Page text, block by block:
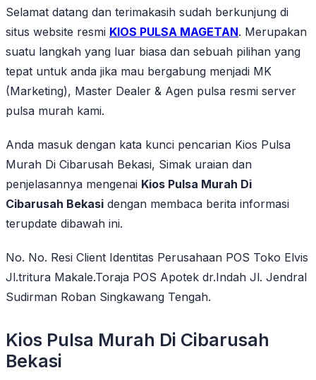
Selamat datang dan terimakasih sudah berkunjung di
situs website resmi KIOS PULSA MAGETAN. Merupakan
suatu langkah yang luar biasa dan sebuah pilihan yang
tepat untuk anda jika mau bergabung menjadi MK
(Marketing), Master Dealer & Agen pulsa resmi server
pulsa murah kami.
Anda masuk dengan kata kunci pencarian Kios Pulsa
Murah Di Cibarusah Bekasi, Simak uraian dan
penjelasannya mengenai Kios Pulsa Murah Di
Cibarusah Bekasi dengan membaca berita informasi
terupdate dibawah ini.
No. No. Resi Client Identitas Perusahaan POS Toko Elvis
Jl.tritura Makale.Toraja POS Apotek dr.Indah Jl. Jendral
Sudirman Roban Singkawang Tengah.
Kios Pulsa Murah Di Cibarusah
Bekasi